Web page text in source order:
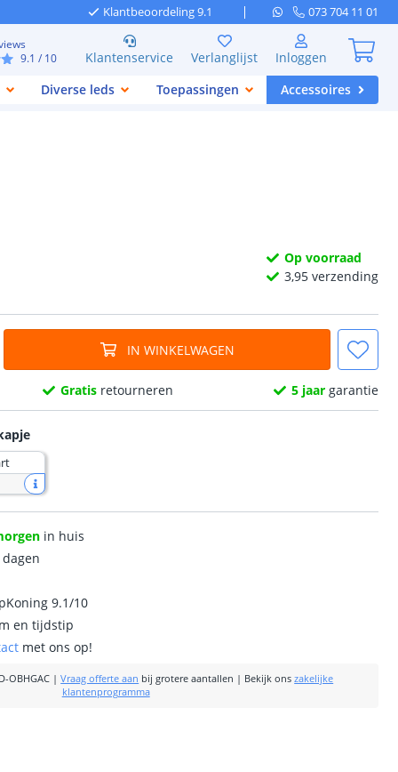
Klantbeoordeling 9.1 073 704 11 01
9.1 / 10 Klantenservice Verlanglijst
Inloggen
Diverse leds Toepassingen Accessoires
Op voorraad
3,95 verzending
IN WINKELWAGEN
Gratis retourneren 5 jaargarantie
in huis
9.1/10
en tijdstip
met ons op!
OBHGAC |Vraag offerte aan bij grotere aantallen | Bekijk ons zakelijke
klantenprogramma